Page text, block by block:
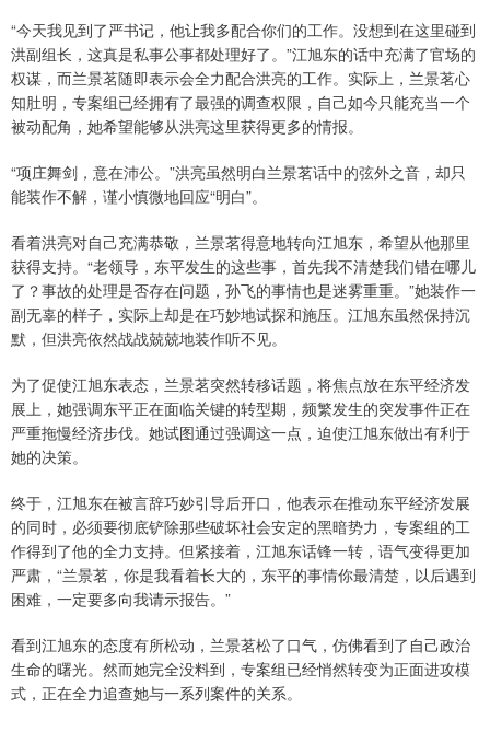
“今天我见到了严书记，他让我多配合你们的工作。没想到在这里碰到
洪副组长，这真是私事公事都处理好了。”江旭东的话中充满了官场的
权谋，而兰景茗随即表示会全力配合洪亮的工作。实际上，兰景茗心
知肚明，专案组已经拥有了最强的调查权限，自己如今只能充当一个
被动配角，她希望能够从洪亮这里获得更多的情报。
“项庄舞剑，意在沛公。”洪亮虽然明白兰景茗话中的弦外之音，却只
能装作不解，谨小慎微地回应“明白”。
看着洪亮对自己充满恭敬，兰景茗得意地转向江旭东，希望从他那里
获得支持。“老领导，东平发生的这些事，首先我不清楚我们错在哪儿
了？事故的处理是否存在问题，孙飞的事情也是迷雾重重。”她装作一
副无辜的样子，实际上却是在巧妙地试探和施压。江旭东虽然保持沉
默，但洪亮依然战战兢兢地装作听不见。
为了促使江旭东表态，兰景茗突然转移话题，将焦点放在东平经济发
展上，她强调东平正在面临关键的转型期，频繁发生的突发事件正在
严重拖慢经济步伐。她试图通过强调这一点，迫使江旭东做出有利于
她的决策。
终于，江旭东在被言辞巧妙引导后开口，他表示在推动东平经济发展
的同时，必须要彻底铲除那些破坏社会安定的黑暗势力，专案组的工
作得到了他的全力支持。但紧接着，江旭东话锋一转，语气变得更加
严肃，“兰景茗，你是我看着长大的，东平的事情你最清楚，以后遇到
困难，一定要多向我请示报告。”
看到江旭东的态度有所松动，兰景茗松了口气，仿佛看到了自己政治
生命的曙光。然而她完全没料到，专案组已经悄然转变为正面进攻模
式，正在全力追查她与一系列案件的关系。